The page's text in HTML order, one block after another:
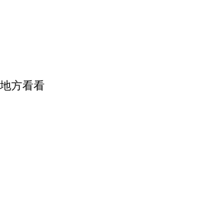
方看看